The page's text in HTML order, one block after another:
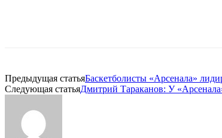
Предыдущая статьяБаскетболисты «Арсенала»
Следующая статьяДмитрий Тараканов: У